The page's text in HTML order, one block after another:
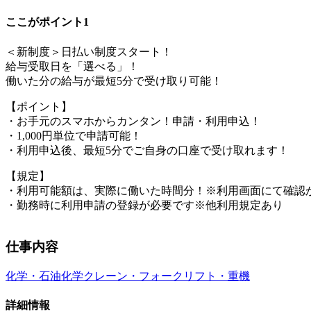
ここがポイント1
＜新制度＞日払い制度スタート！
給与受取日を「選べる」！
働いた分の給与が最短5分で受け取り可能！
【ポイント】
・お手元のスマホからカンタン！申請・利用申込！
・1,000円単位で申請可能！
・利用申込後、最短5分でご自身の口座で受け取れます！
【規定】
・利用可能額は、実際に働いた時間分！※利用画面にて確認
・勤務時に利用申請の登録が必要です※他利用規定あり
仕事内容
化学・石油化学クレーン・フォークリフト・重機
詳細情報